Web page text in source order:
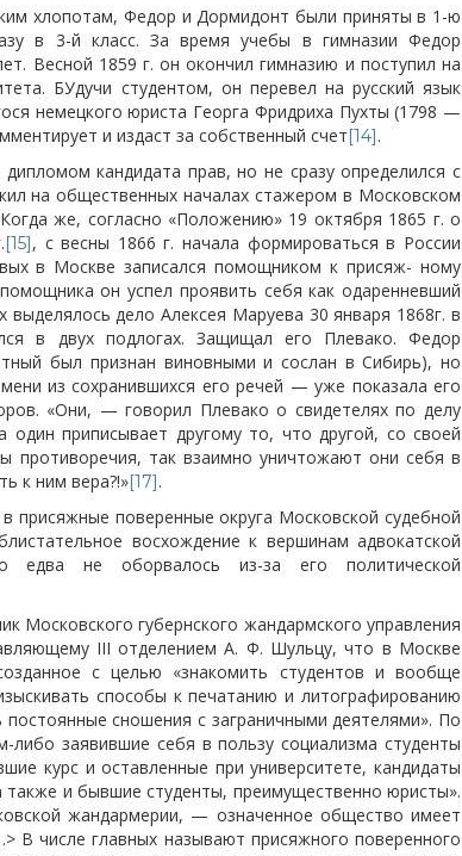
хлопотам, Федор и Дормидонт были приняты в 1-ю
в 3-й класс. За время учебы в гимназии Федор
Весной 1859 г. он окончил гимназию и поступил на
БУдучи студентом, он перевел на русский язык
немецкого юриста Георга Фридриха Пухты (1798 —
и издаст за собственный счет[14].
кандидата прав, но не сразу определился с
на общественных началах стажером в Московском
же, согласно «Положению» 19 октября 1865 г. о
[15], с весны 1866 г. начала формироваться в России
в Москве записался помощником к присяж- ному
он успел проявить себя как одаренневший
выделялось дело Алексея Маруева 30 января 1868г. в
в двух подлогах. Защищал его Плевако. Федор
был признан виновными и сослан в Сибирь), но
из сохранившихся его речей — уже показала его
«Они, — говорил Плевако о свидетелях по делу
приписывает другому то, что другой, со своей
противоречия, так взаимно уничтожают они себя в
к ним вера?!»[17].
присяжные поверенные округа Московской судебной
восхождение к вершинам адвокатской
не оборвалось из-за его политической
Московского губернского жандармского управления
III отделением А. Ф. Шульцу, что в Москве
с целью «знакомить студентов и вообще
способы к печатанию и литографированию
сношения с заграничными деятелями». По
заявившие себя в пользу социализма студенты
курс и оставленные при университете, кандидаты
и бывшие студенты, преимущественно юристы».
жандармерии, — означенное общество имеет
В числе главных называют присяжного поверенного